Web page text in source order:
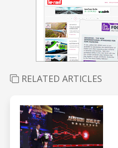
RELATED ARTICLES